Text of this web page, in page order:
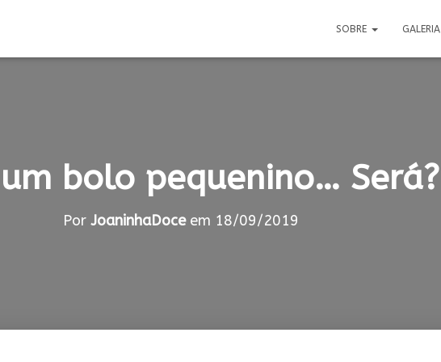
SOBRE GALERIA
bolo pequenino… Será?
Por JoaninhaDoceem 18/09/2019